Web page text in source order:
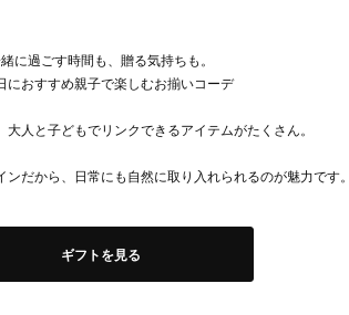
に過ごす時間も、贈る気持ちも。
におすすめ親子で楽しむお揃いコーデ
大人と子どもでリンクできるアイテムがたくさん。
ンだから、日常にも自然に取り入れられるのが魅力です
ギフトを見る